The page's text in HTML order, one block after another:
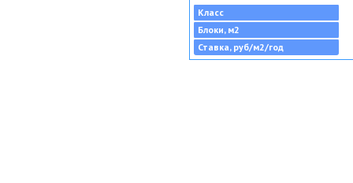
Класс
Блоки, м2
Ставка, руб/м2/год